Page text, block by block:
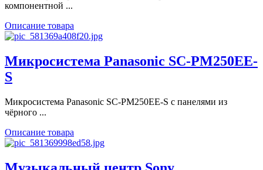
компонентной ...
Описание товара
Микросистема Panasonic SC-PM250EE-
S
Микросистема Panasonic SC-PM250EE-S с панелями из
чёрного ...
Описание товара